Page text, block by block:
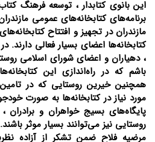
این بانوی کتابدار ، توسعه فرهنگ
برنامه‌های کتابخانه‌های عمومی
مازندران در تجهیز و افتتاح
کتابخانه‌ها اعضای بسیار فعالی دارند.
، دهیاران و اعضای شورای اسلامی
باشم که در راه‌اندازی این
همچنین خیرین روستایی که در
مورد نیاز در کتابخانه‌ها به صورت
پایگاه‌های بسیج خواهران و
روستایی نیز می‌توانند بسیار موثر باشند.
مرضیه فلاح ضمن تشکر از آزاده